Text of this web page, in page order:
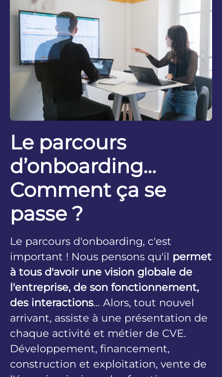
Le parcours
d’onboarding…
Comment ça se
passe ?
Le parcours d'onboarding, c'est
important ! Nous pensons qu'il permet
à tous d'avoir une vision globale de
l'entreprise, de son fonctionnement,
des interactions… Alors, tout nouvel
arrivant, assiste à une présentation de
chaque activité et métier de CVE.
Développement, financement,
construction et exploitation, vente de